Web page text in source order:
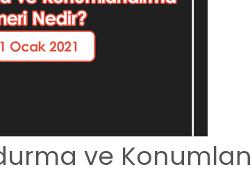
ve